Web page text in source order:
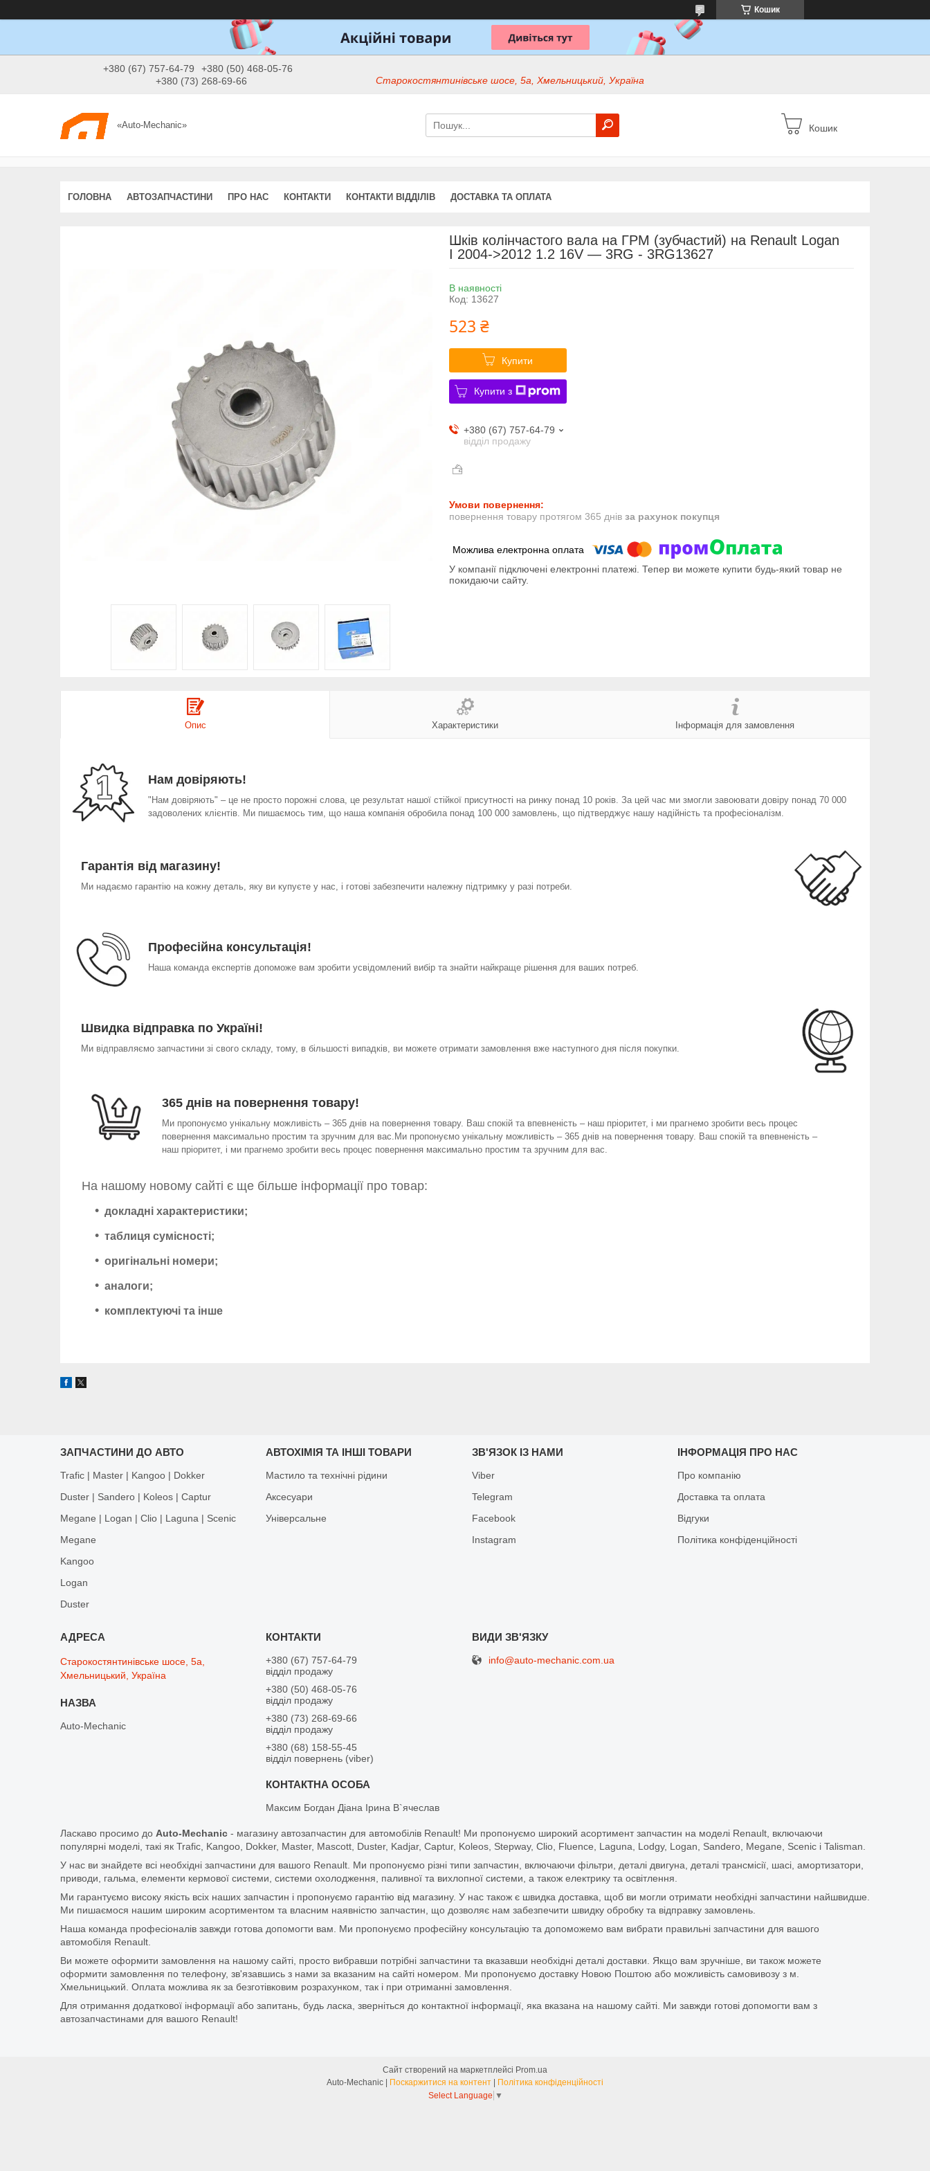
Кошик
+380 (67) 757-64-79
+380 (50) 468-05-76
+380 (73) 268-69-66
Старокостянтинівське шосе, 5а, Хмельницький, Україна
«Auto-Mechanic» Кошик
ГОЛОВНА АВТОЗАПЧАСТИНИ ПРО НАС КОНТАКТИ КОНТАКТИ ВІДДІЛІВ ДОСТАВКА ТА ОПЛАТА
Шків колінчастого вала на ГРМ (зубчастий) на Renault Logan
I 2004->2012 1.2 16V — 3RG - 3RG13627
В наявності
Код: 13627
523 ₴
Купити
Купити з
+380 (67) 757-64-79
відділ продажу
повернення товару протягом 365 днів за рахунок покупця
У компанії підключені електронні платежі. Тепер ви можете купити будь-який товар не
покидаючи сайту.
Опис Характеристики Інформація для замовлення
Нам довіряють!
"Нам довіряють" – це не просто порожні слова, це результат нашої стійкої присутності на ринку понад 10 років. За цей час ми змогли завоювати довіру понад 70 000
задоволених клієнтів. Ми пишаємось тим, що наша компанія обробила понад 100 000 замовлень, що підтверджує нашу надійність та професіоналізм.
Гарантія від магазину!
Ми надаємо гарантію на кожну деталь, яку ви купуєте у нас, і готові забезпечити належну підтримку у разі потреби.
Професійна консультація!
Наша команда експертів допоможе вам зробити усвідомлений вибір та знайти найкраще рішення для ваших потреб.
Швидка відправка по Україні!
Ми відправляємо запчастини зі свого складу, тому, в більшості випадків, ви можете отримати замовлення вже наступного дня після покупки.
365 днів на повернення товару!
Ми пропонуємо унікальну можливість – 365 днів на повернення товару. Ваш спокій та впевненість – наш пріоритет, і ми прагнемо зробити весь процес
повернення максимально простим та зручним для вас.Ми пропонуємо унікальну можливість – 365 днів на повернення товару. Ваш спокій та впевненість –
наш пріоритет, і ми прагнемо зробити весь процес повернення максимально простим та зручним для вас.
На нашому новому сайті є ще більше інформації про товар:
докладні характеристики;
таблиця сумісності;
оригінальні номери;
аналоги;
комплектуючі та інше
ЗАПЧАСТИНИ ДО АВТО
Trafic | Master | Kangoo | Dokker
Duster | Sandero | Koleos | Captur
Megane | Logan | Clio | Laguna | Scenic
Megane
Kangoo
Logan
Duster
АВТОХІМІЯ ТА ІНШІ ТОВАРИ
Мастило та технічні рідини
Аксесуари
Універсальне
ЗВ'ЯЗОК ІЗ НАМИ
Viber
Telegram
Facebook
Іnstagram
ІНФОРМАЦІЯ ПРО НАС
Про компанію
Доставка та оплата
Відгуки
Політика конфіденційності
Старокостянтинівське шосе, 5а,
Хмельницький, Україна
Auto-Mechanic
+380 (67) 757-64-79
відділ продажу
+380 (50) 468-05-76
відділ продажу
+380 (73) 268-69-66
відділ продажу
+380 (68) 158-55-45
відділ повернень (viber)
Максим Богдан Діана Ірина В`ячеслав
info@auto-mechanic.com.ua
Ласкаво просимо до Auto-Mechanic - магазину автозапчастин для автомобілів Renault! Ми пропонуємо широкий асортимент запчастин на моделі Renault, включаючи
популярні моделі, такі як Trafic, Kangoo, Dokker, Master, Mascott, Duster, Kadjar, Captur, Koleos, Stepway, Clio, Fluence, Laguna, Lodgy, Logan, Sandero, Megane, Scenic і Talisman.
У нас ви знайдете всі необхідні запчастини для вашого Renault. Ми пропонуємо різні типи запчастин, включаючи фільтри, деталі двигуна, деталі трансмісії, шасі, амортизатори,
приводи, гальма, елементи кермової системи, системи охолодження, паливної та вихлопної системи, а також електрику та освітлення.
Ми гарантуємо високу якість всіх наших запчастин і пропонуємо гарантію від магазину. У нас також є швидка доставка, щоб ви могли отримати необхідні запчастини найшвидше.
Ми пишаємося нашим широким асортиментом та власним наявністю запчастин, що дозволяє нам забезпечити швидку обробку та відправку замовлень.
Наша команда професіоналів завжди готова допомогти вам. Ми пропонуємо професійну консультацію та допоможемо вам вибрати правильні запчастини для вашого
автомобіля Renault.
Ви можете оформити замовлення на нашому сайті, просто вибравши потрібні запчастини та вказавши необхідні деталі доставки. Якщо вам зручніше, ви також можете
оформити замовлення по телефону, зв'язавшись з нами за вказаним на сайті номером. Ми пропонуємо доставку Новою Поштою або можливість самовивозу з м.
Хмельницький. Оплата можлива як за безготівковим розрахунком, так і при отриманні замовлення.
Для отримання додаткової інформації або запитань, будь ласка, зверніться до контактної інформації, яка вказана на нашому сайті. Ми завжди готові допомогти вам з
автозапчастинами для вашого Renault!
Сайт створений на маркетплейсі Prom.ua
Поскаржитися на контент
Політика конфіденційності
Select Language ▼